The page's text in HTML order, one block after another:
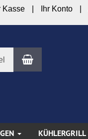
Kasse Ihr Konto
Warenkorb
KÜHLERGRILL